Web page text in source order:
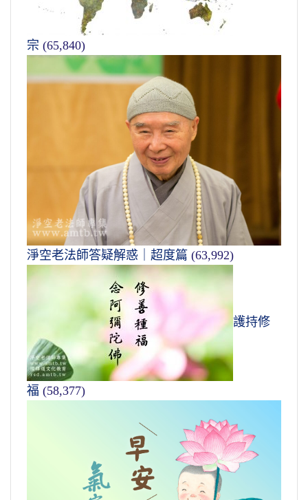
宗 (65,840)
淨空老法師答疑解惑｜超度篇 (63,992)
護持修
福 (58,377)